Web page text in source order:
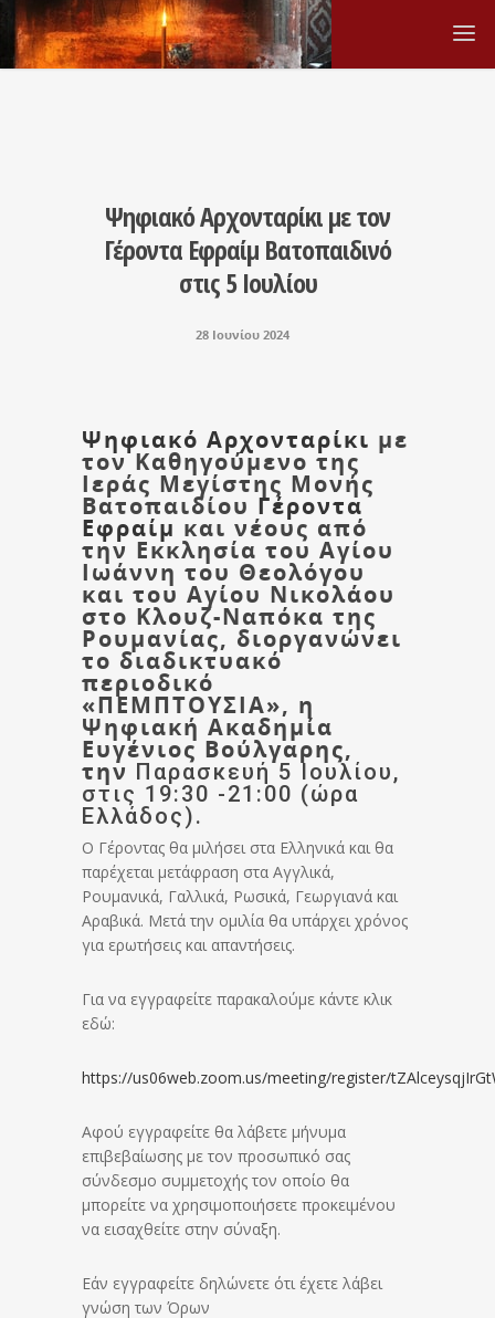
Ψηφιακό Αρχονταρίκι με τον
Γέροντα Εφραίμ Βατοπαιδινό
στις 5 Ιουλίου
28 Ιουνίου 2024
Ψηφιακό Αρχονταρίκι με
τον Καθηγούμενο της
Ιεράς Μεγίστης Μονής
Βατοπαιδίου Γέροντα
Εφραίμ και νέους από
την Εκκλησία του Αγίου
Ιωάννη του Θεολόγου
και του Αγίου Νικολάου
στο Κλουζ-Ναπόκα της
Ρουμανίας, διοργανώνει
το διαδικτυακό
περιοδικό
«ΠΕΜΠΤΟΥΣΙΑ», η
Ψηφιακή Ακαδημία
Ευγένιος Βούλγαρης,
την Παρασκευή 5 Ιουλίου,
στις 19:30 -21:00 (ώρα
Ελλάδος).
Ο Γέροντας θα μιλήσει στα Ελληνικά και θα
παρέχεται μετάφραση στα Αγγλικά,
Ρουμανικά, Γαλλικά, Ρωσικά, Γεωργιανά και
Αραβικά. Μετά την ομιλία θα υπάρχει χρόνος
για ερωτήσεις και απαντήσεις.
Για να εγγραφείτε παρακαλούμε κάντε κλικ
εδώ:
https://us06web.zoom.us/meeting/register/
Αφού εγγραφείτε θα λάβετε μήνυμα
επιβεβαίωσης με τον προσωπικό σας
σύνδεσμο συμμετοχής τον οποίο θα
μπορείτε να χρησιμοποιήσετε προκειμένου
να εισαχθείτε στην σύναξη.
Εάν εγγραφείτε δηλώνετε ότι έχετε λάβει
γνώση των Όρων